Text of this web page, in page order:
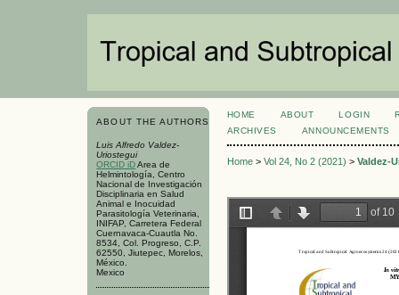
ABOUT THE AUTHORS
Luis Alfredo Valdez-
Uriostegui
ORCID iDArea de
Helmintología, Centro
Nacional de Investigación
Disciplinaria en Salud
Animal e Inocuidad
Parasitología Veterinaria,
INIFAP, Carretera Federal
Cuernavaca-Cuautla No.
8534, Col. Progreso, C.P.
62550, Jiutepec, Morelos,
México.
Mexico
HOME ABOUT LOGIN
ARCHIVES
ANNOUNCEMENTS
Home> Vol 24, No 2 (2021) > Valdez-